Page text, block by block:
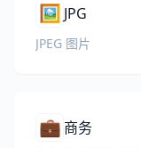
🖼️ JPG
JPEG 图片
💼 商务